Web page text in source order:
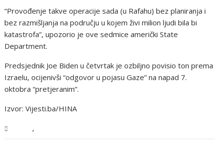
“Provođenje takve operacije sada (u Rafahu) bez planiranja i
bez razmišljanja na području u kojem živi milion ljudi bila bi
katastrofa”, upozorio je ove sedmice američki State
Department.
Predsjednik Joe Biden u četvrtak je ozbiljno povisio ton prema
Izraelu, ocijenivši “odgovor u pojasu Gaze” na napad 7.
oktobra “pretjeranim”.
Izvor: Vijesti.ba/HINA
,